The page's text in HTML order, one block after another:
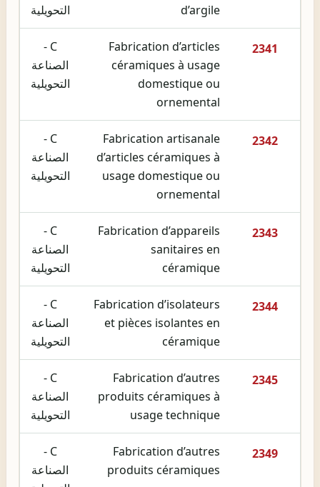
d’argile
التحويلية
2341
Fabrication d’articles
céramiques à usage
domestique ou
ornemental
C -
الصناعة
التحويلية
2342
Fabrication artisanale
d’articles céramiques à
usage domestique ou
ornemental
C -
الصناعة
التحويلية
2343
Fabrication d’appareils
sanitaires en
céramique
C -
الصناعة
التحويلية
2344
Fabrication d’isolateurs
et pièces isolantes en
céramique
C -
الصناعة
التحويلية
2345
Fabrication d’autres
produits céramiques à
usage technique
C -
الصناعة
التحويلية
2349
Fabrication d’autres
produits céramiques
C -
الصناعة